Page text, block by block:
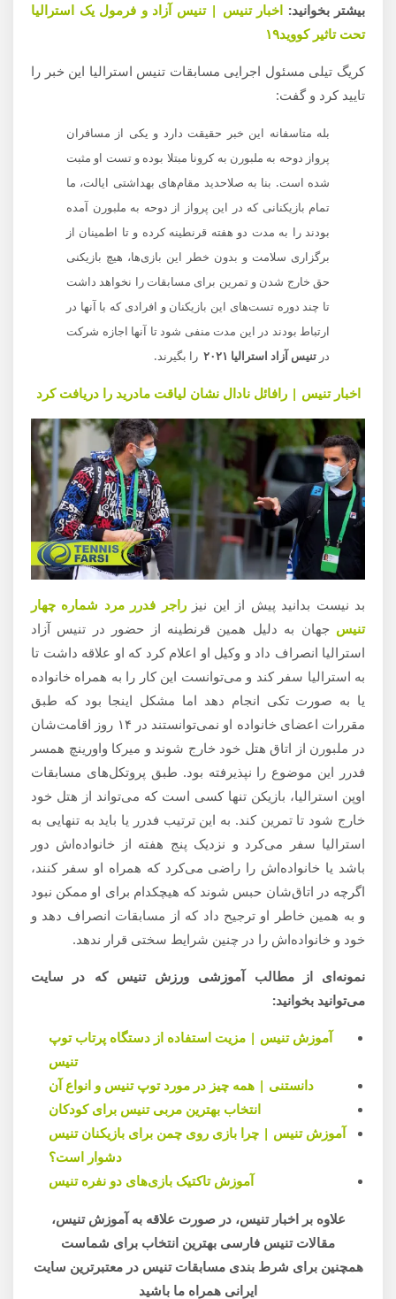
بیشتر بخوانید: اخبار تنیس | تنیس آزاد و فرمول یک استرالیا
تحت تاثیر کووید۱۹
کریگ تیلی مسئول اجرایی مسابقات تنیس استرالیا این خبر را
تایید کرد و گفت:
بله متاسفانه این خبر حقیقت دارد و یکی از مسافران
پرواز دوحه به ملبورن به کرونا مبتلا بوده و تست او مثبت
شده است. بنا به صلاحدید مقام‌های بهداشتی ایالت، ما
تمام بازیکنانی که در این پرواز از دوحه به ملبورن آمده
بودند را به مدت دو هفته قرنطینه کرده و تا اطمینان از
برگزاری سلامت و بدون خطر این بازی‌ها، هیچ بازیکنی
حق خارج شدن و تمرین برای مسابقات را نخواهد داشت
تا چند دوره تست‌های این بازیکنان و افرادی که با آنها در
ارتباط بودند در این مدت منفی شود تا آنها اجازه شرکت
در تنیس آزاد استرالیا ۲۰۲۱ را بگیرند.
اخبار تنیس | رافائل نادال نشان لیاقت مادرید را دریافت کرد
بد نیست بدانید پیش از این نیزراجر فدرر مرد شماره چهار
تنیس جهان به دلیل همین قرنطینه از حضور در تنیس آزاد
استرالیا انصراف داد و وکیل او اعلام کرد که او علاقه داشت تا
به استرالیا سفر کند و می‌‎توانست این کار را به همراه خانواده
یا به صورت تکی انجام دهد اما مشکل اینجا بود که طبق
مقررات اعضای خانواده او نمی‌توانستند در ۱۴ روز اقامت‌شان
در ملبورن از اتاق هتل خود خارج شوند و میرکا واورینچ همسر
فدرر این موضوع را نپذیرفته بود. طبق پروتکل‌های مسابقات
اوپن استرالیا، بازیکن تنها کسی است که می‌تواند از هتل خود
خارج شود تا تمرین کند. به این ترتیب فدرر یا باید به تنهایی به
استرالیا سفر می‌کرد و نزدیک پنج هفته از خانواده‌اش دور
باشد یا خانواده‌اش را راضی می‌کرد که همراه او سفر کنند،
اگرچه در اتاق‌شان حبس شوند که هیچکدام برای او ممکن نبود
و به همین خاطر او ترجیح داد که از مسابقات انصراف دهد و
خود و خانواده‌اش را در چنین شرایط سختی قرار ندهد.
نمونه‌ای از مطالب آموزشی ورزش تنیس که در سایت
می‌توانید بخوانید:
آموزش تنیس | مزیت استفاده از دستگاه پرتاب توپ
تنیس
دانستنی | همه چیز در مورد توپ تنیس و انواع آن
انتخاب بهترین مربی تنیس برای کودکان
آموزش تنیس | چرا بازی روی چمن برای بازیکنان تنیس
دشوار است؟
آموزش تاکتیک بازی‌های دو نفره تنیس
علاوه بر اخبار تنیس، در صورت علاقه به آموزش تنیس،
مقالات تنیس فارسی بهترین انتخاب برای شماست
همچنین برای شرط بندی مسابقات تنیس در معتبرترین سایت
ایرانی همراه ما باشید